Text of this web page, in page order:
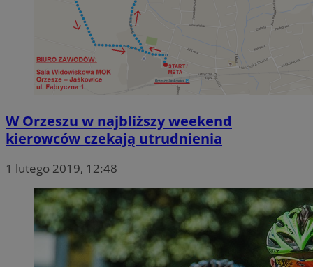
W Orzeszu w najbliższy weekend
kierowców czekają utrudnienia
1 lutego 2019, 12:48